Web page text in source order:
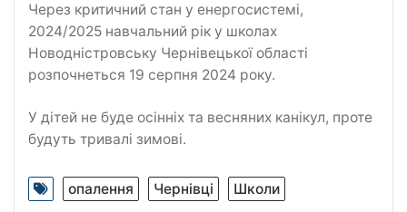
Через критичний стан у енергосистемі,
2024/2025 навчальний рік у школах
Новодністровську Чернівецької області
розпочнеться 19 серпня 2024 року.
У дітей не буде осінніх та весняних канікул, проте
будуть тривалі зимові.
опалення Чернівці Школи